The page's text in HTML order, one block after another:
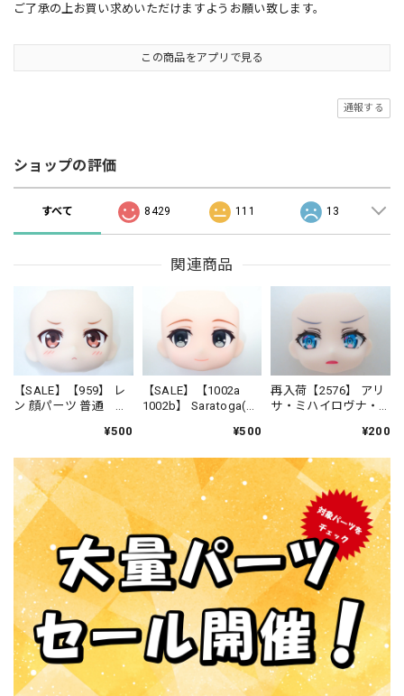
ご了承の上お買い求めいただけますようお願い致します。
この商品をアプリで見る
通報する
ショップの評価
すべて 8429 111 13
関連商品
【SALE】【959】 レ
ン 顔パーツ 普通 ね
¥500
【SALE】【1002a
1002b】 Saratoga(サ
ツ 横目顔 ねんどろ
¥500
再入荷【2576】 アリ
サ・ミハイロヴナ・
顔 ねんどろいど¥200